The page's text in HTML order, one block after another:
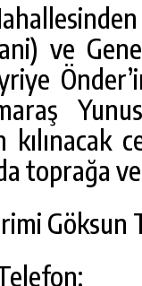
ve
kılınacak
toprağa
KIZ